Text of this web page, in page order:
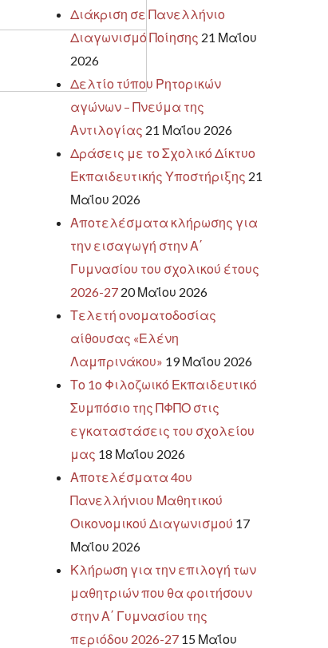
Διάκριση σε Πανελλήνιο
Διαγωνισμό Ποίησης 21 Μαΐου
2026
Δελτίο τύπου Ρητορικών
αγώνων – Πνεύμα της
Αντιλογίας 21 Μαΐου 2026
Δράσεις με το Σχολικό Δίκτυο
Εκπαιδευτικής Υποστήριξης 21
Μαΐου 2026
Αποτελέσματα κλήρωσης για
την εισαγωγή στην Α΄
Γυμνασίου του σχολικού έτους
2026-27 20 Μαΐου 2026
Τελετή ονοματοδοσίας
αίθουσας «Ελένη
Λαμπρινάκου» 19 Μαΐου 2026
Το 1ο Φιλοζωικό Εκπαιδευτικό
Συμπόσιο της ΠΦΠΟ στις
εγκαταστάσεις του σχολείου
μας 18 Μαΐου 2026
Αποτελέσματα 4ου
Πανελλήνιου Μαθητικού
Οικονομικού Διαγωνισμού 17
Μαΐου 2026
Κλήρωση για την επιλογή των
μαθητριών που θα φοιτήσουν
στην Α΄ Γυμνασίου της
περιόδου 2026-27 15 Μαΐου